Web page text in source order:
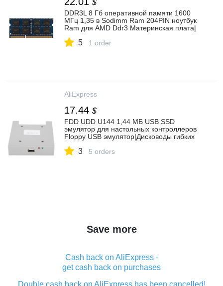
$
DDR3L 8 Гб оперативной памяти 1600
МГц 1,35 в Sodimm Ram 204PIN ноутбук
Ram для AMD Ddr3 Материнская плата|
5 1 order
AliExpress
17.44 $
FDD UDD U144 1,44 МБ USB SSD
эмулятор для настольных контроллеров
Floppy USB эмулятор|Дисководы гибких
3 5 orders
Save more
Cash back on AliExpress -
get cash back on purchases
Double cash back on AliExpress has been cancelled!